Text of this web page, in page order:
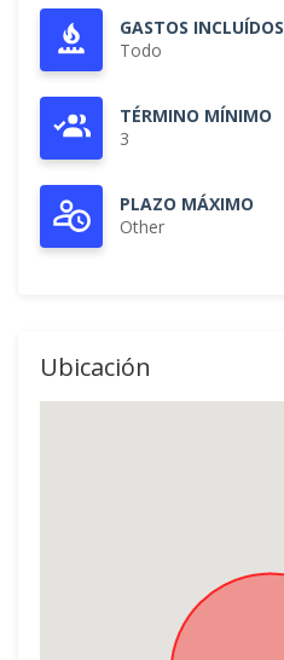
GASTOS INCLUÍDOS
Todo
TÉRMINO MÍNIMO
3
PLAZO MÁXIMO
Other
Ubicación